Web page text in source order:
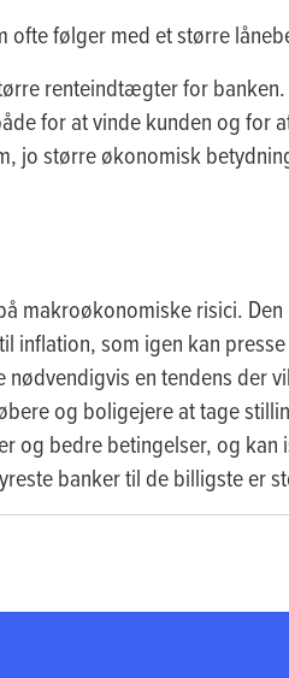
ofte følger med et større
renteindtægter for
for at vinde kunden og for
jo større økonomisk
makroøkonomiske risici. Den
inflation, som igen kan presse
en tendens der vil
og boligejere at tage
og bedre betingelser, og
banker til de billigste er